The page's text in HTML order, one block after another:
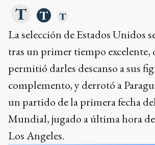
La selección de Estados Unidos
tras un primer tiempo excelente,
permitió darles descanso a sus
complemento, y derrotó a
un partido de la primera fecha
Mundial, jugado a última hora
Los Angeles.